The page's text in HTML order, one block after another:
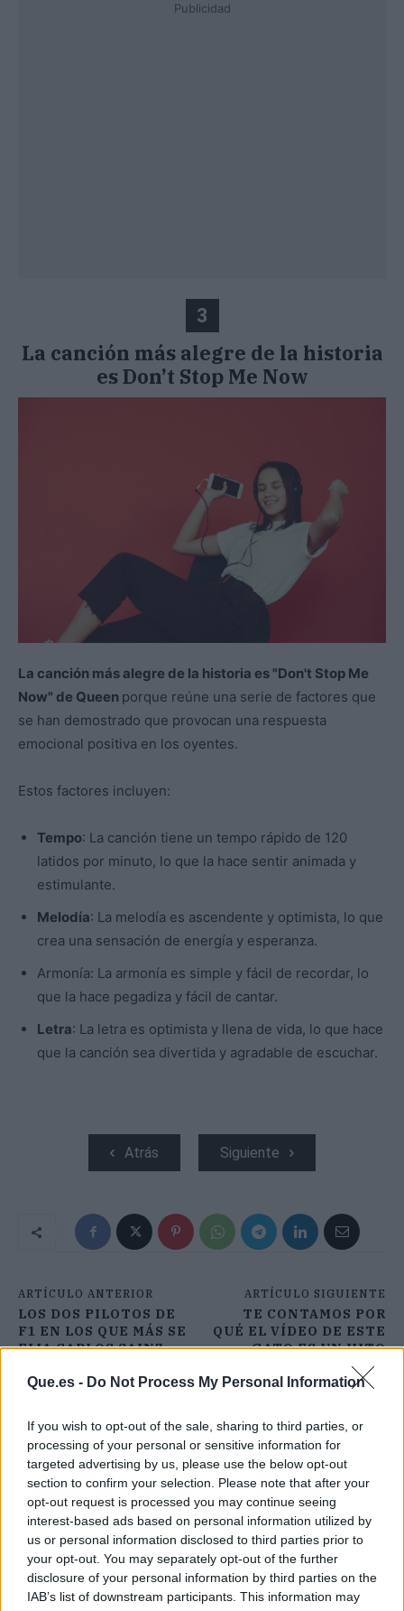
Que.es - Do Not Process My Personal Information
If you wish to opt-out of the sale, sharing to third parties, or
processing of your personal or sensitive information for
targeted advertising by us, please use the below opt-out
section to confirm your selection. Please note that after your
opt-out request is processed you may continue seeing
interest-based ads based on personal information utilized by
us or personal information disclosed to third parties prior to
your opt-out. You may separately opt-out of the further
disclosure of your personal information by third parties on the
IAB’s list of downstream participants. This information may
Publicidad
3
La canción más alegre de la historia
es Don’t Stop Me Now
La canción más alegre de la historia es "Don't Stop Me
Now" de Queen porque reúne una serie de factores que
se han demostrado que provocan una respuesta
emocional positiva en los oyentes.
Estos factores incluyen:
Tempo: La canción tiene un tempo rápido de 120
latidos por minuto, lo que la hace sentir animada y
estimulante.
Melodía: La melodía es ascendente y optimista, lo que
crea una sensación de energía y esperanza.
Armonía: La armonía es simple y fácil de recordar, lo
que la hace pegadiza y fácil de cantar.
Letra: La letra es optimista y llena de vida, lo que hace
que la canción sea divertida y agradable de escuchar.
Atrás Siguiente
ARTÍCULO ANTERIOR
LOS DOS PILOTOS DE
F1 EN LOS QUE MÁS SE
FIJA CARLOS SAINZ
ARTÍCULO SIGUIENTE
TE CONTAMOS POR
QUÉ EL VÍDEO DE ESTE
GATO ES UN HITO
PARA LA NASA